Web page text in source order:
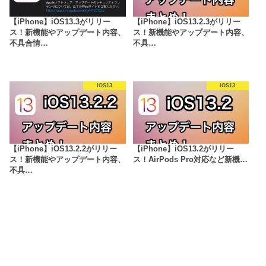
【iPhone】iOS13.3がリリー
ス！新機能やアップデート内容、
不具合情…
【iPhone】iOS13.2.3がリリー
ス！新機能やアップデート内容、
不具…
iOS13
【iPhone】iOS13.2.2がリリー
ス！新機能やアップデート内容、
不具…
iOS13
【iPhone】iOS13.2がリリー
ス！AirPods Pro対応など新機…